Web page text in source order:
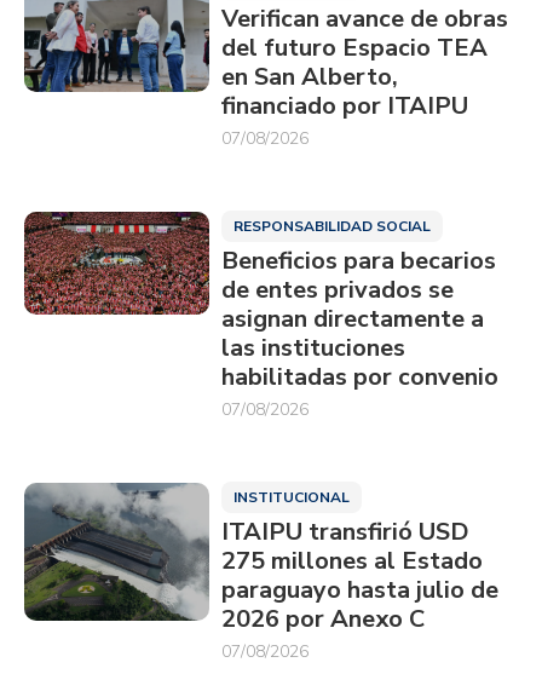
Verifican avance de obras
del futuro Espacio TEA
en San Alberto,
financiado por ITAIPU
07/08/2026
RESPONSABILIDAD SOCIAL
Beneficios para becarios
de entes privados se
asignan directamente a
las instituciones
habilitadas por convenio
07/08/2026
INSTITUCIONAL
ITAIPU transfirió USD
275 millones al Estado
paraguayo hasta julio de
2026 por Anexo C
07/08/2026